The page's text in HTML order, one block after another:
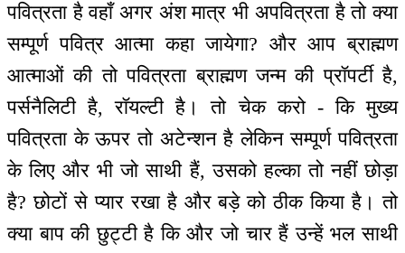
पवित्रता है वहाँ अगर अंश मात्र भी अपवित्रता है तो क्या
सम्पूर्ण पवित्र आत्मा कहा जायेगा? और आप ब्राह्मण
आत्माओं की तो पवित्रता ब्राह्मण जन्म की प्रॉपर्टी है,
पर्सनैलिटी है, रॉयल्टी है। तो चेक करो - कि मुख्य
पवित्रता के ऊपर तो अटेन्शन है लेकिन सम्पूर्ण पवित्रता
के लिए और भी जो साथी हैं, उसको हल्का तो नहीं छोड़ा
है? छोटों से प्यार रखा है और बड़े को ठीक किया है। तो
क्या बाप की छुट्टी है कि और जो चार हैं उन्हें भल साथी